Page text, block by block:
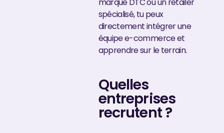
spécialisé, tu peux
directement intégrer une
équipe e-commerce et
apprendre sur le terrain.
Quelles
entreprises
recrutent ?